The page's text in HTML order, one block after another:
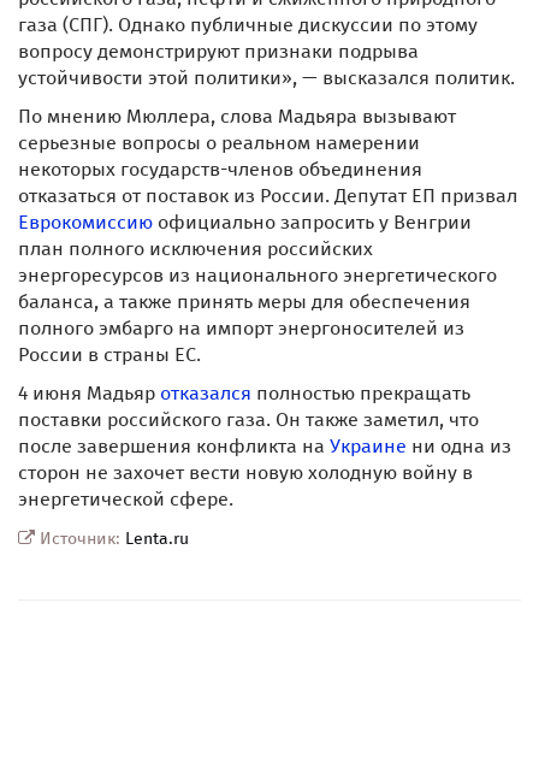
газа (СПГ). Однако публичные дискуссии по этому
вопросу демонстрируют признаки подрыва
устойчивости этой политики», — высказался политик.
По мнению Мюллера, слова Мадьяра вызывают
серьезные вопросы о реальном намерении
некоторых государств-членов объединения
отказаться от поставок из России. Депутат ЕП призвал
Еврокомиссию официально запросить у Венгрии
план полного исключения российских
энергоресурсов из национального энергетического
баланса, а также принять меры для обеспечения
полного эмбарго на импорт энергоносителей из
России в страны ЕС.
4 июня Мадьяр отказался полностью прекращать
поставки российского газа. Он также заметил, что
после завершения конфликта на Украине ни одна из
сторон не захочет вести новую холодную войну в
энергетической сфере.
Источник: Lenta.ru